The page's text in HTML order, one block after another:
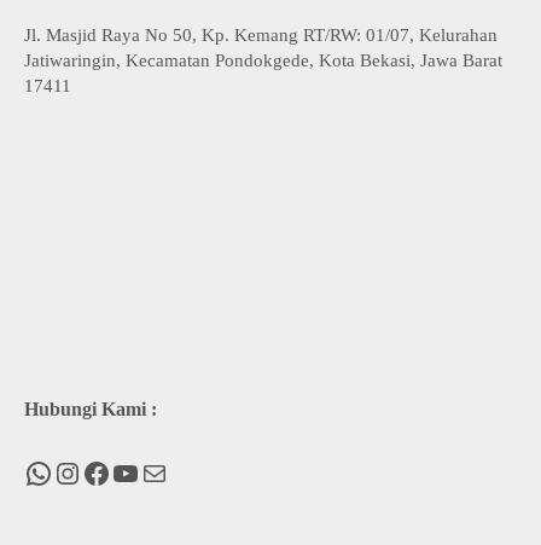
Jl. Masjid Raya No 50, Kp. Kemang RT/RW: 01/07, Kelurahan
Jatiwaringin, Kecamatan Pondokgede, Kota Bekasi, Jawa Barat
17411
Hubungi Kami :
WhatsApp
Instagram
Facebook
You Tube
Mail